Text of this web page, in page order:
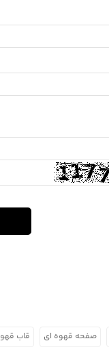
صفحه قهوه ای قاب